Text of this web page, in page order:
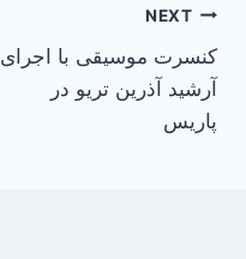
NEXT
کنسرت موسیقی با اجرای
آرشید آذرین تریو در
پاریس